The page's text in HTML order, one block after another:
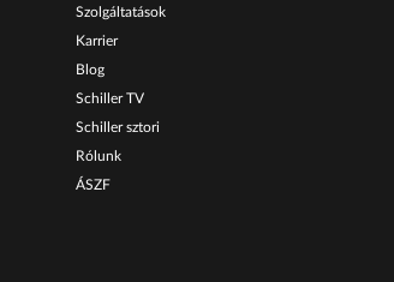
Szolgáltatások
Karrier
Blog
Schiller TV
Schiller sztori
Rólunk
ÁSZF